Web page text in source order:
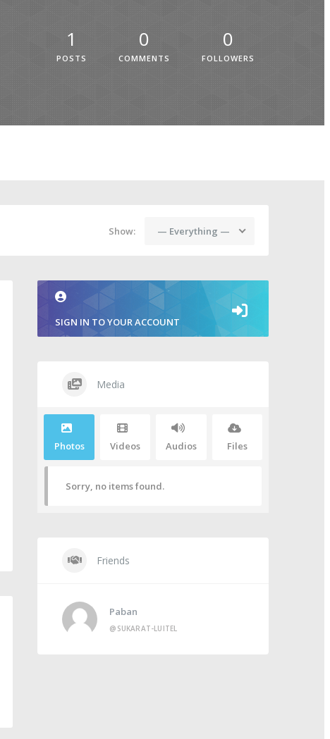
1
POSTS
0
COMMENTS
0
FOLLOWERS
Show: — Everything —
SIGN IN TO YOUR ACCOUNT
Media
Photos Videos Audios Files
Sorry, no items found.
Friends
Paban
@SUKARAT-LUITEL